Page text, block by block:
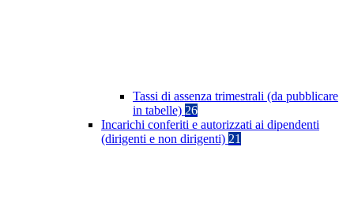
Tassi di assenza trimestrali (da pubblicare
in tabelle) 26
Incarichi conferiti e autorizzati ai dipendenti
(dirigenti e non dirigenti) 21